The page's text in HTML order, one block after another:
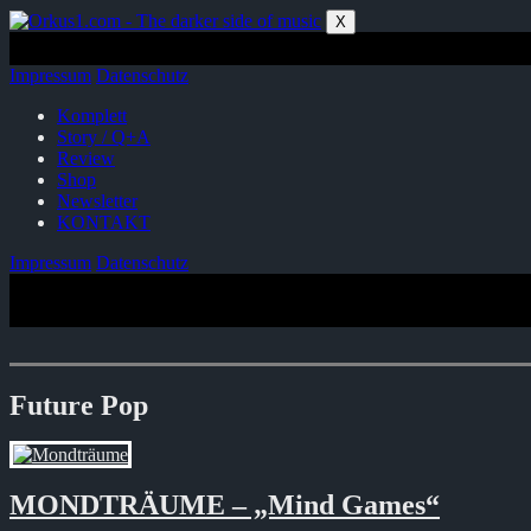
Zum
springen
X
Impressum Datenschutz
Komplett
Story / Q+A
Review
Shop
Newsletter
KONTAKT
Impressum Datenschutz
Future Pop
MONDTRÄUME – „Mind Games“